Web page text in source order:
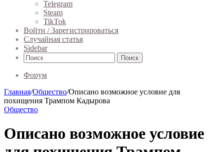
Telegram
Steam
TikTok
Войти / Зарегистрироваться
Случайная статья
Sidebar
Поиск
Форум
Главная/Общество/Описано возможное условие для
похищения Трампом Кадырова
Общество
Описано возможное условие